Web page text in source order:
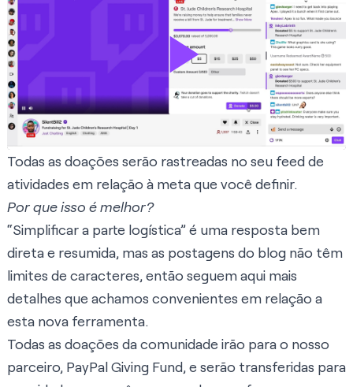
Todas as doações serão rastreadas no seu feed de
atividades em relação à meta que você definir.
Por que isso é melhor?
“Simplificar a parte logística” é uma resposta bem
direta e resumida, mas as postagens do blog não têm
limites de caracteres, então seguem aqui mais
detalhes que achamos convenientes em relação a
esta nova ferramenta.
Todas as doações da comunidade irão para o nosso
parceiro, PayPal Giving Fund, e serão transferidas para